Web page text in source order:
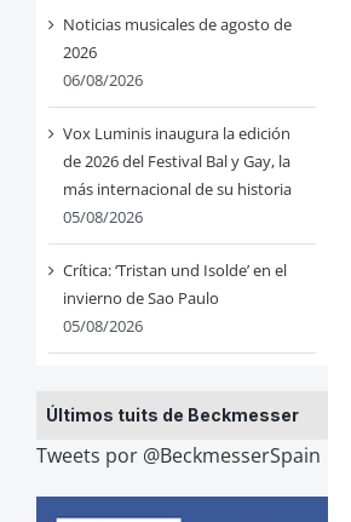
Noticias musicales de agosto de
2026
06/08/2026
Vox Luminis inaugura la edición
de 2026 del Festival Bal y Gay, la
más internacional de su historia
05/08/2026
Crítica: ‘Tristan und Isolde’ en el
invierno de Sao Paulo
05/08/2026
Últimos tuits de Beckmesser
Tweets por @BeckmesserSpain